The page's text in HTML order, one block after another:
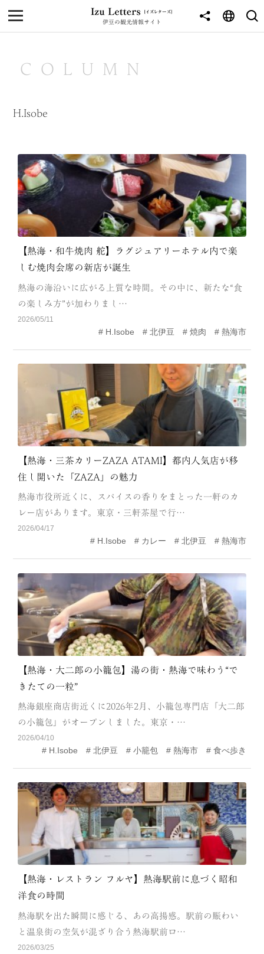
伊豆の観光情報サイト
MENU
NEWS
JOURNEY
西伊豆
南伊豆
北伊豆
中伊豆
CATEGORY
海
花
池・滝・川 山・公園・棚田
観光施設
動物と触れ合える場所 カフェ・スイーツ
神社仏閣 食
洞窟・島
ABOUT
EVENT
ACCESS
COLUMN
LINK
COLUMN
H.Isobe
【熱海・和牛焼肉 舵】ラグジュアリーホテル内で楽
しむ焼肉会席の新店が誕生
熱海の海沿いに広がる上質な時間。その中に、新たな“食
の楽しみ方”が加わりまし…
2026/05/11
H.Isobe 北伊豆 焼肉 熱海市
【熱海・三茶カリーZAZA ATAMI】都内人気店が移
住し開いた「ZAZA」の魅力
熱海市役所近くに、スパイスの香りをまとった一軒のカ
レー店があります。東京・三軒茶屋で行…
2026/04/17
H.Isobe カレー 北伊豆 熱海市
【熱海・大二郎の小籠包】湯の街・熱海で味わう“で
きたての一粒”
熱海銀座商店街近くに2026年2月、小籠包専門店「大二郎
の小籠包」がオープンしました。東京・…
2026/04/10
H.Isobe 北伊豆 小籠包 熱海市 食べ歩き
【熱海・レストラン フルヤ】熱海駅前に息づく昭和
洋食の時間
熱海駅を出た瞬間に感じる、あの高揚感。駅前の賑わい
と温泉街の空気が混ざり合う熱海駅前ロ…
2026/03/25